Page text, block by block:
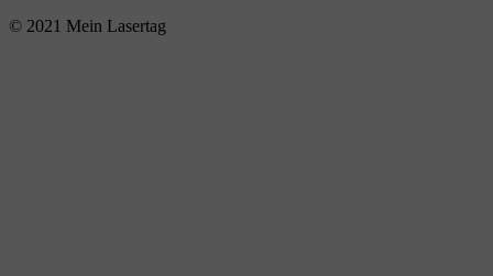
© 2021 Mein Lasertag